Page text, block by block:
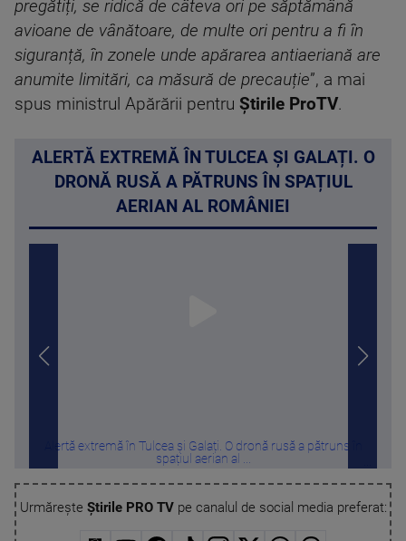
pregătiți, se ridică de câteva ori pe săptămână
avioane de vânătoare, de multe ori pentru a fi în
siguranță, în zonele unde apărarea antiaeriană are
anumite limitări, ca măsură de precauție”, a mai
spus ministrul Apărării pentru Știrile ProTV.
ALERTĂ EXTREMĂ ÎN TULCEA ȘI GALAȚI. O
DRONĂ RUSĂ A PĂTRUNS ÎN SPAȚIUL
AERIAN AL ROMÂNIEI
Alertă extremă în Tulcea și Galați. O dronă rusă a pătruns în
spațiul aerian al ...
Urmărește Știrile PRO TVpe canalul de social media preferat: